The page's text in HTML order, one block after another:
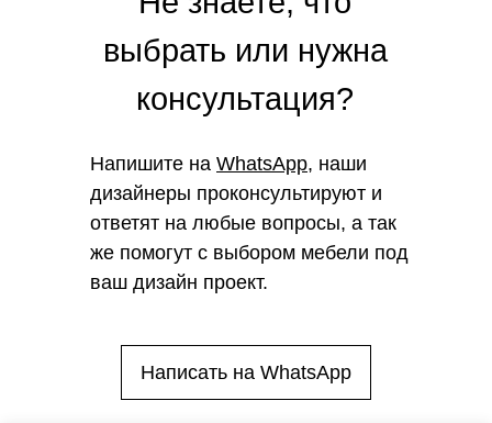
Напишите на WhatsApp, наши
дизайнеры проконсультируют и
ответят на любые вопросы, а так
же помогут с выбором мебели под
ваш дизайн проект.
выбрать или нужна
консультация?
Написать на WhatsApp